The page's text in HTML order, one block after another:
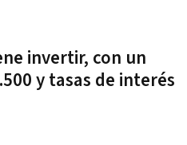
invertir, con un
y tasas de interés